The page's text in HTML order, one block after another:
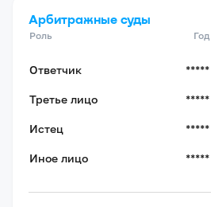
Арбитражные суды
Роль Год
Ответчик *****
Третье лицо *****
Истец *****
Иное лицо *****